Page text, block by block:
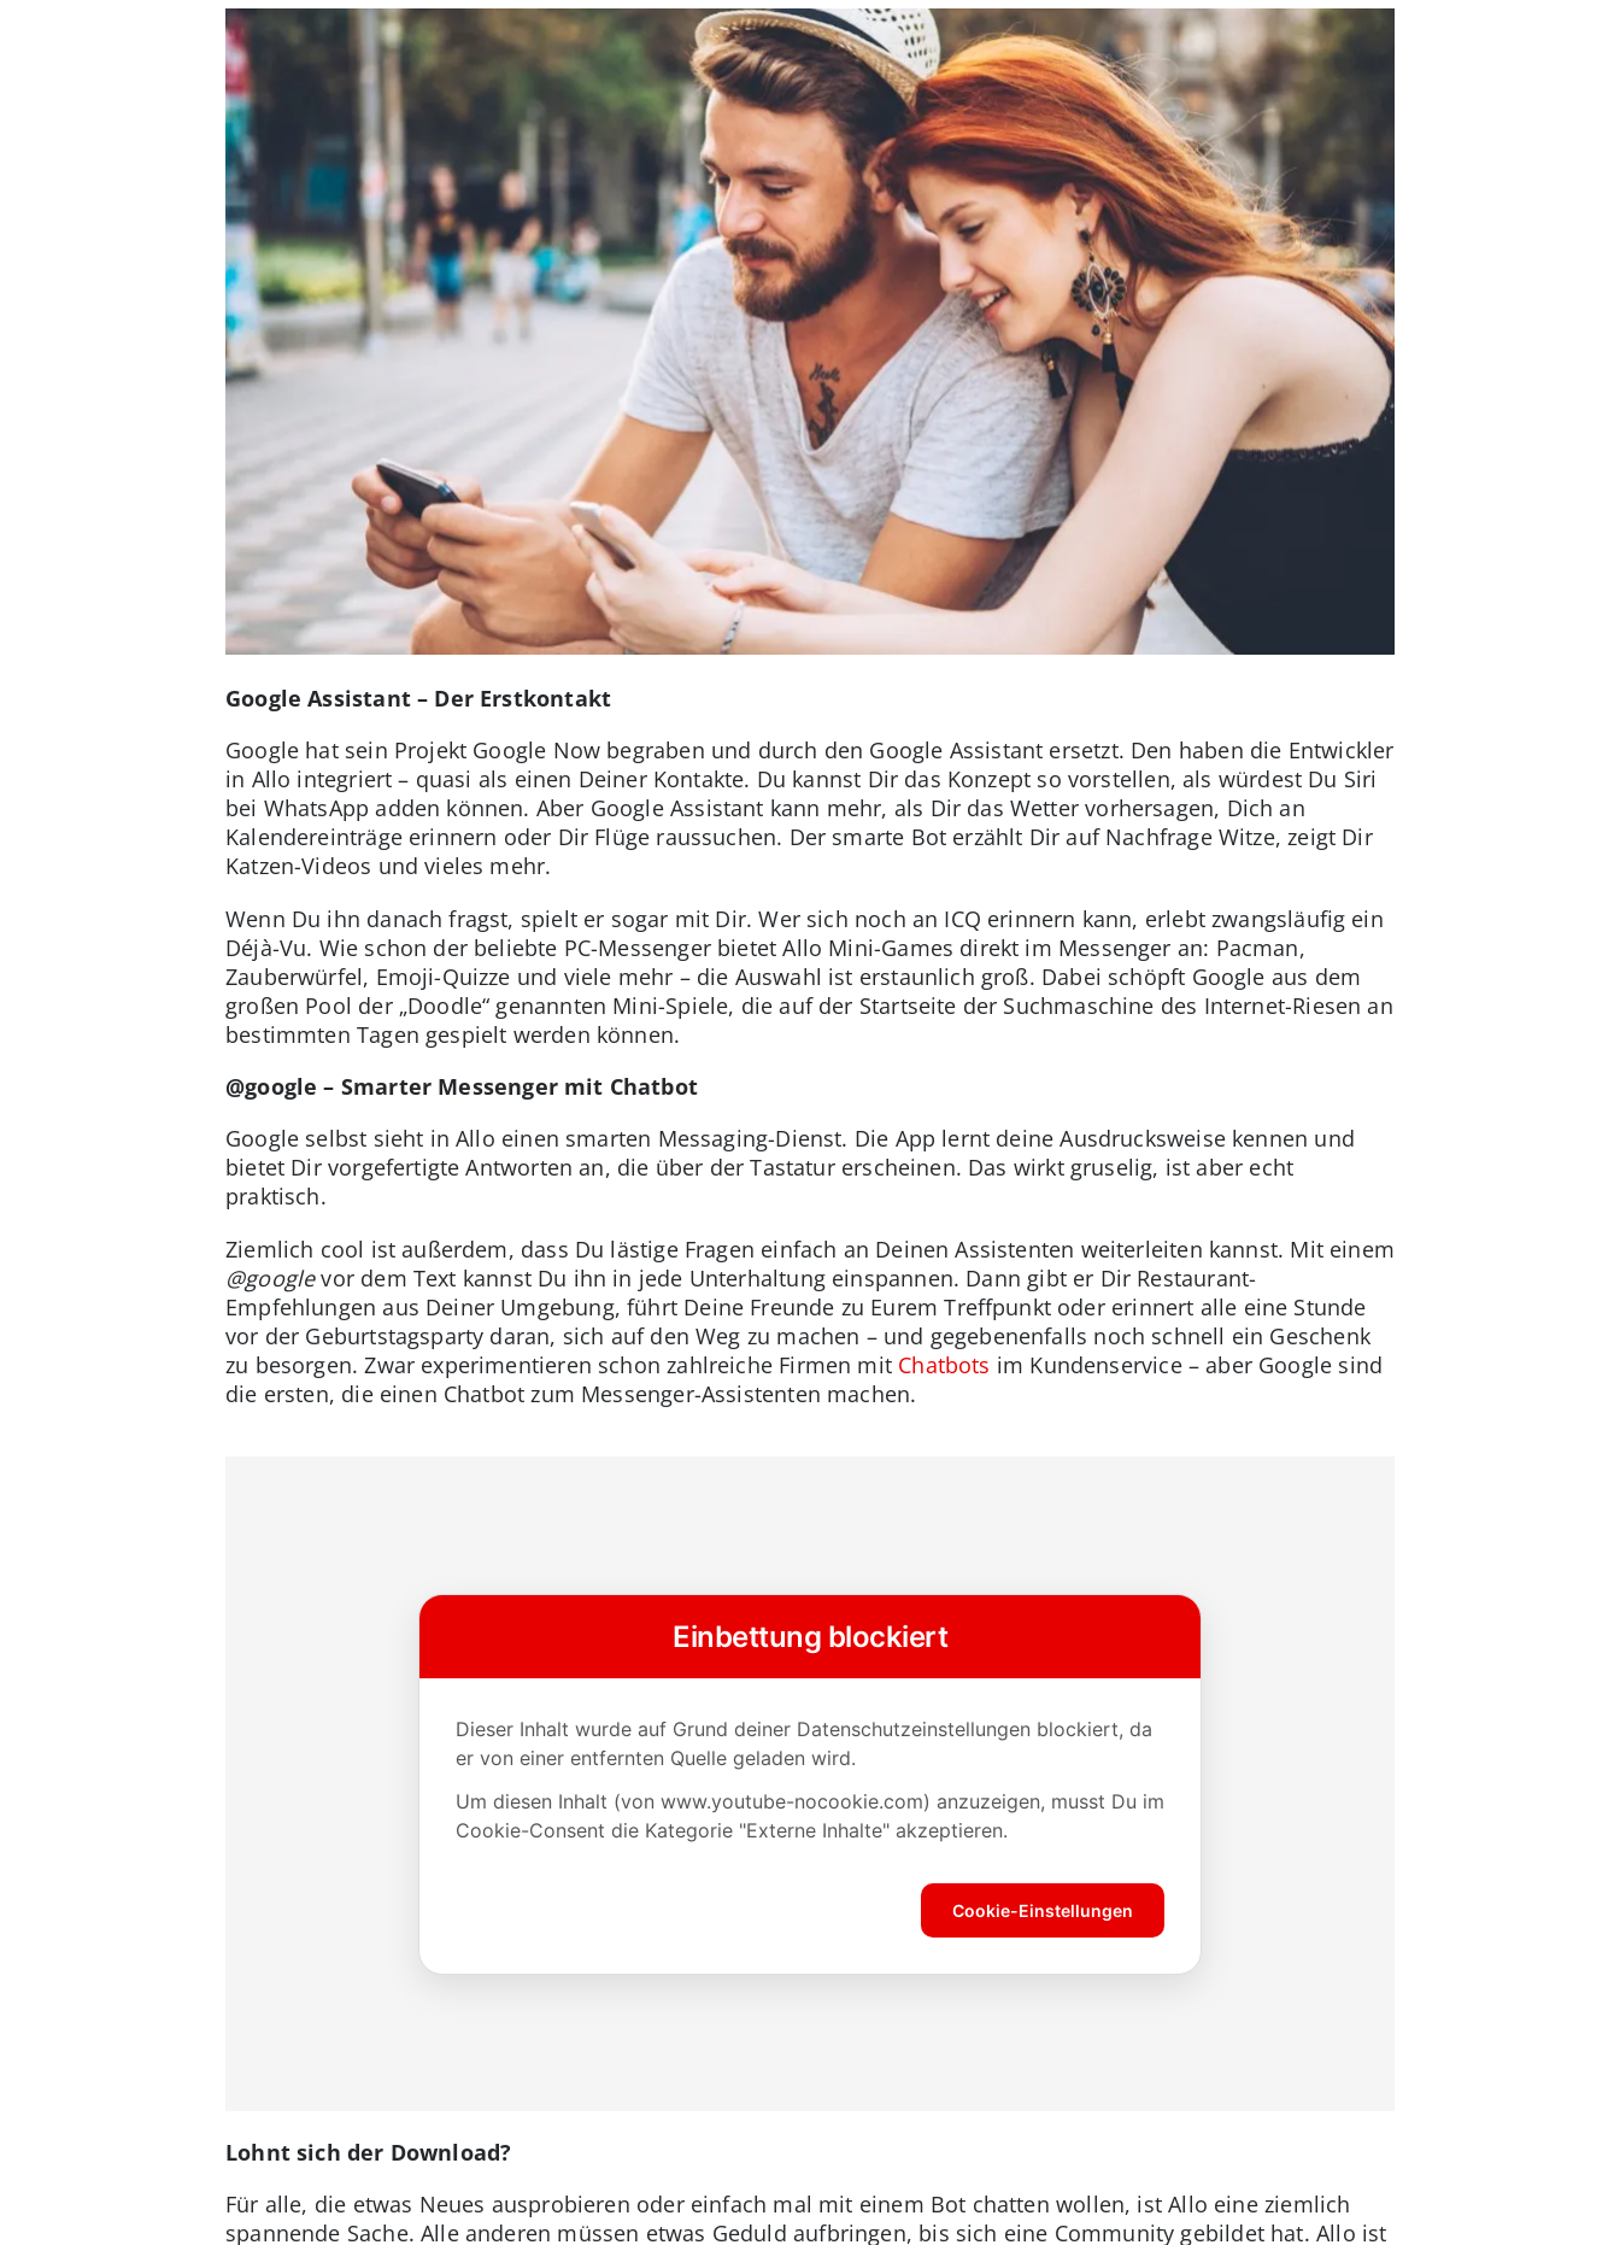
Google Assistant – Der Erstkontakt
Google hat sein Projekt Google Now begraben und durch den Google Assistant ersetzt. Den haben die Entwickler
in Allo integriert – quasi als einen Deiner Kontakte. Du kannst Dir das Konzept so vorstellen, als würdest Du Siri
bei WhatsApp adden können. Aber Google Assistant kann mehr, als Dir das Wetter vorhersagen, Dich an
Kalendereinträge erinnern oder Dir Flüge raussuchen. Der smarte Bot erzählt Dir auf Nachfrage Witze, zeigt Dir
Katzen-Videos und vieles mehr.
Wenn Du ihn danach fragst, spielt er sogar mit Dir. Wer sich noch an ICQ erinnern kann, erlebt zwangsläufig ein
Déjà-Vu. Wie schon der beliebte PC-Messenger bietet Allo Mini-Games direkt im Messenger an: Pacman,
Zauberwürfel, Emoji-Quizze und viele mehr – die Auswahl ist erstaunlich groß. Dabei schöpft Google aus dem
großen Pool der „Doodle“ genannten Mini-Spiele, die auf der Startseite der Suchmaschine des Internet-Riesen an
bestimmten Tagen gespielt werden können.
@google – Smarter Messenger mit Chatbot
Google selbst sieht in Allo einen smarten Messaging-Dienst. Die App lernt deine Ausdrucksweise kennen und
bietet Dir vorgefertigte Antworten an, die über der Tastatur erscheinen. Das wirkt gruselig, ist aber echt
praktisch.
Ziemlich cool ist außerdem, dass Du lästige Fragen einfach an Deinen Assistenten weiterleiten kannst. Mit einem
@googlevor dem Text kannst Du ihn in jede Unterhaltung einspannen. Dann gibt er Dir Restaurant-
Empfehlungen aus Deiner Umgebung, führt Deine Freunde zu Eurem Treffpunkt oder erinnert alle eine Stunde
vor der Geburtstagsparty daran, sich auf den Weg zu machen – und gegebenenfalls noch schnell ein Geschenk
zu besorgen. Zwar experimentieren schon zahlreiche Firmen mit Chatbots im Kundenservice – aber Google sind
die ersten, die einen Chatbot zum Messenger-Assistenten machen.
Lohnt sich der Download?
Für alle, die etwas Neues ausprobieren oder einfach mal mit einem Bot chatten wollen, ist Allo eine ziemlich
spannende Sache. Alle anderen müssen etwas Geduld aufbringen, bis sich eine Community gebildet hat. Allo ist